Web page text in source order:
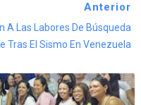
Anterior
A Las Labores De Búsqueda
Tras El Sismo En Venezuela